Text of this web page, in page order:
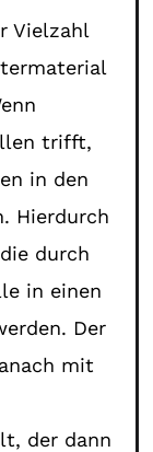
Vielzahl
trifft,
in den
Hierdurch
durch
in einen
Der
mit
der dann